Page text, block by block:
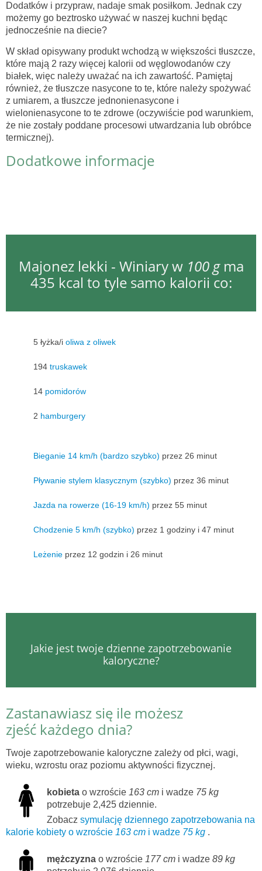
Dodatków i przypraw, nadaje smak posiłkom. Jednak czy
możemy go beztrosko używać w naszej kuchni będąc
jednocześnie na diecie?
W skład opisywany produkt wchodzą w większości tłuszcze,
które mają 2 razy więcej kalorii od węglowodanów czy
białek, więc należy uważać na ich zawartość. Pamiętaj
również, że tłuszcze nasycone to te, które należy spożywać
z umiarem, a tłuszcze jednonienasycone i
wielonienasycone to te zdrowe (oczywiście pod warunkiem,
że nie zostały poddane procesowi utwardzania lub obróbce
termicznej).
Dodatkowe informacje
Majonez lekki - Winiary w 100 gma
435 kcal to tyle samo kalorii co:
5 łyżka/i oliwa z oliwek
194 truskawek
14 pomidorów
2 hamburgery
Bieganie 14 km/h (bardzo szybko) przez 26 minut
Pływanie stylem klasycznym (szybko) przez 36 minut
Jazda na rowerze (16-19 km/h) przez 55 minut
Chodzenie 5 km/h (szybko) przez 1 godziny i 47 minut
Leżenie przez 12 godzin i 26 minut
Jakie jest twoje dzienne zapotrzebowanie
kaloryczne?
Zastanawiasz się ile możesz
zjeść każdego dnia?
Twoje zapotrzebowanie kaloryczne zależy od płci, wagi,
wieku, wzrostu oraz poziomu aktywności fizycznej.
kobieta o wzroście 163 cm i wadze 75 kg
potrzebuje 2,425 dziennie.
Zobacz symulację dziennego zapotrzebowania na
kalorie kobiety o wzroście 163 cm i wadze 75 kg .
mężczyzna o wzroście 177 cm i wadze 89 kg